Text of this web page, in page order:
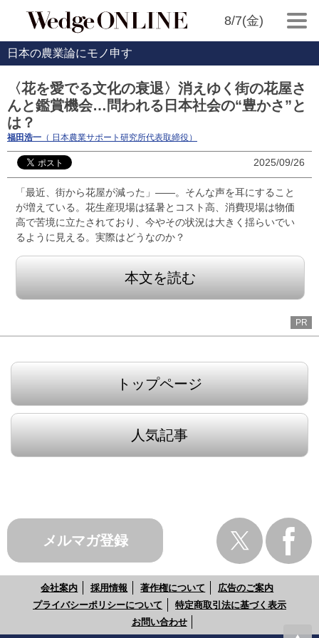
8/7(金)
日本の農業論にモノ申す
〈花を愛でる文化の衰退〉消えゆく街の花屋さ
んと鑑賞機会…問われる日本社会の“豊かさ”と
は？
福田浩一 （ 日本農業サポート研究所代表取締役）
2025/09/26
「最近、街から花屋が減った」――。そんな声を耳にすること
が増えている。花生産現場は猛暑とコスト高、消費現場は物価
高で苦境に立たされており、今やその状況は大きく揺らいでい
るように見える。実際はどうなのか？
本文を読む
PR
トップページ
人気記事
メルマガ登録
会社案内 採用情報 著作権について
広告のご案内
プライバシーポリシーについて
特定商取引法に基づく表示
お問い合わせ